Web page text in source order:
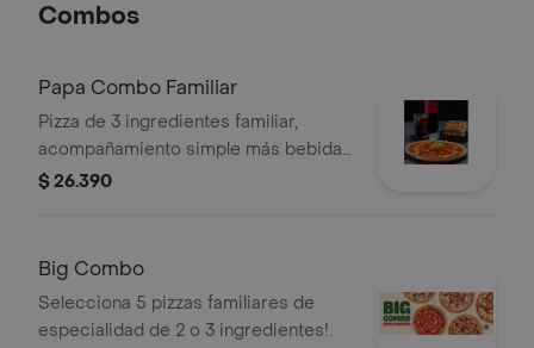
Combos
Papa Combo Familiar
Pizza de 3 ingredientes familiar,
acompañamiento simple más bebida
de 2,5 lt.
$ 26.390
Big Combo
Selecciona 5 pizzas familiares de
especialidad de 2 o 3 ingredientes!.